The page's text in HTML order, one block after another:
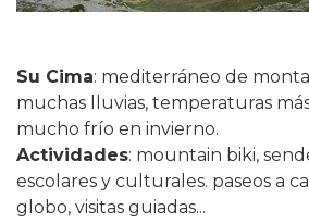
Su Cima: mediterráneo de
muchas lluvias, temperaturas
mucho frío en invierno.
Actividades: mountain biki,
escolares y culturales. paseos a
globo, visitas guiadas...